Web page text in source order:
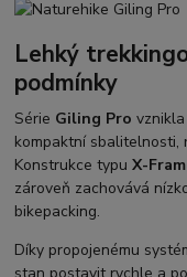
Lehký
podmínky
Série Giling Pro
kompaktní sbalitelnosti,
Konstrukce typuX-
zároveň zachovává
bikepacking.
Díky propojenému